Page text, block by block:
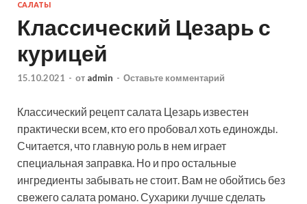
САЛАТЫ
Классический Цезарь с
курицей
15.10.2021 - от admin - Оставьте комментарий
Классический рецепт салата Цезарь известен
практически всем, кто его пробовал хоть единожды.
Считается, что главную роль в нем играет
специальная заправка. Но и про остальные
ингредиенты забывать не стоит. Вам не обойтись без
свежего салата романо. Сухарики лучше сделать